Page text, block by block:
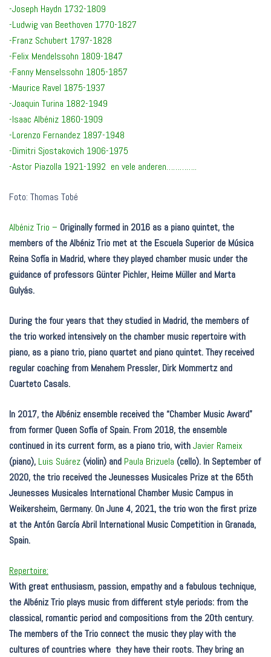
-Joseph Haydn 1732-1809
-Ludwig van Beethoven 1770-1827
-Franz Schubert 1797-1828
-Felix Mendelssohn 1809-1847
-Fanny Menselssohn 1805-1857
-Maurice Ravel 1875-1937
-Joaquin Turina 1882-1949
-Isaac Albéniz 1860-1909
-Lorenzo Fernandez 1897-1948
-Dimitri Sjostakovich 1906-1975
-Astor Piazolla 1921-1992 en vele anderen…………..
Foto: Thomas Tobé
Albéniz Trio – Originally formed in 2016 as a piano quintet, the
members of the Albéniz Trio met at the Escuela Superior de Música
Reina Sofía in Madrid, where they played chamber music under the
guidance of professors Günter Pichler, Heime Müller and Marta
Gulyás.
During the four years that they studied in Madrid, the members of
the trio worked intensively on the chamber music repertoire with
piano, as a piano trio, piano quartet and piano quintet. They received
regular coaching from Menahem Pressler, Dirk Mommertz and
Cuarteto Casals.
In 2017, the Albéniz ensemble received the “Chamber Music Award”
from former Queen Sofía of Spain. From 2018, the ensemble
continued in its current form, as a piano trio, withJavier Rameix
(piano), Luis Suárez (violin) and Paula Brizuela (cello). In September of
2020, the trio received the Jeunesses Musicales Prize at the 65th
Jeunesses Musicales International Chamber Music Campus in
Weikersheim, Germany. On June 4, 2021, the trio won the first prize
at the Antón García Abril International Music Competition in Granada,
Spain.
Repertoire:
With great enthusiasm, passion, empathy and a fabulous technique,
the Albéniz Trio plays music from different style periods: from the
classical, romantic period and compositions from the 20th century.
The members of the Trio connect the music they play with the
cultures of countries where they have their roots. They bring an